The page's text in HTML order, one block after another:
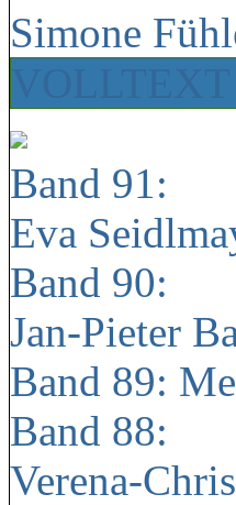
Simone
Band 91:
Eva
Band 90:
Jan-Pieter
Band 89:
Band 88:
Verena-